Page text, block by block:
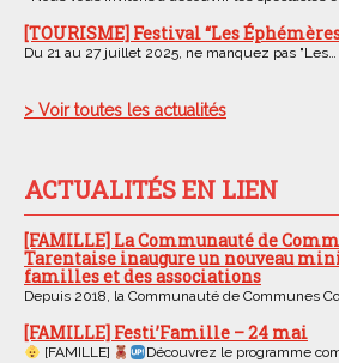
[TOURISME] Festival “Les
Du 21 au 27 juillet 2025, ne manquez pas "Les…
> Voir toutes les actualités
ACTUALITÉS EN LIEN
[FAMILLE] La Communauté de
Tarentaise inaugure un nouveau
familles et des associations
Depuis 2018, la Communauté de Communes
[FAMILLE] Festi’Famille – 24 mai
[FAMILLE] Découvrez le programme